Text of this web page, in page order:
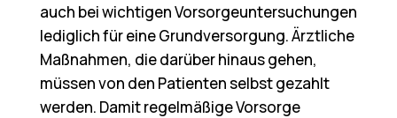
auch bei wichtigen Vorsorgeuntersuchungen
lediglich für eine Grundversorgung. Ärztliche
Maßnahmen, die darüber hinaus gehen,
müssen von den Patienten selbst gezahlt
werden. Damit regelmäßige Vorsorge